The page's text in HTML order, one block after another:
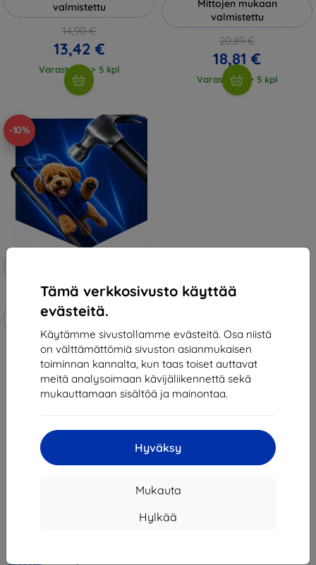
Tämä verkkosivusto käyttää
evästeitä.
Käytämme sivustollamme evästeitä. Osa niistä
on välttämättömiä sivuston asianmukaisen
toiminnan kannalta, kun taas toiset auttavat
meitä analysoimaan kävijäliikennettä sekä
mukauttamaan sisältöä ja mainontaa.
Hyväksy
Mukauta
Hylkää
valmistettu
14,90 €
13,42 €
Varastossa > 5 kpl
Mittojen mukaan
valmistettu
20,89 €
18,81 €
Varastossa > 5 kpl
-10%
3mk Hammer protective film
Mittojen mukaan
21,90 €
19,70 €
Varastossa 4 kpl
yhteensä5.